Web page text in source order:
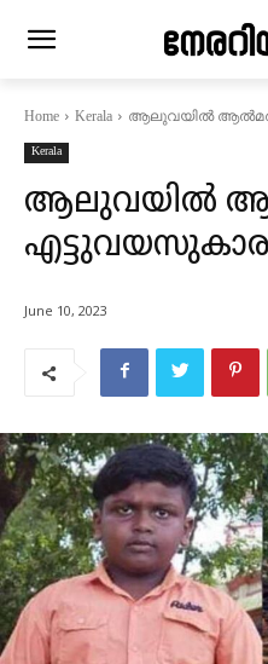
Home Kerala ആലുവയിൽ
Kerala
ആലുവയിൽ
June 10, 2023